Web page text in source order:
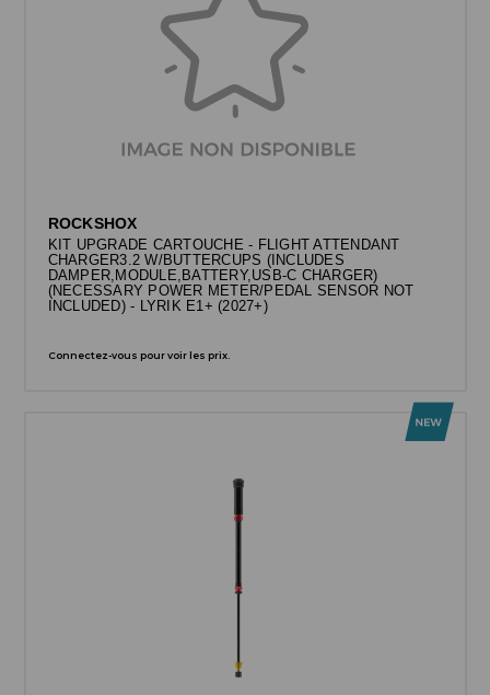
ROCKSHOX
KIT UPGRADE CARTOUCHE - FLIGHT ATTENDANT
CHARGER3.2 W/BUTTERCUPS (INCLUDES
DAMPER,MODULE,BATTERY,USB-C CHARGER)
(NECESSARY POWER METER/PEDAL SENSOR NOT
INCLUDED) - LYRIK E1+ (2027+)
Connectez-vous pour voir les prix.